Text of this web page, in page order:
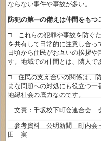
ならない事件や事故が多い。
防犯の第一の備えは仲間をも
□ これらの犯罪や事故を防ぐ
を共有して日常的に注意し合っ
日頃から住民がお互いの挨拶や
す。地域での仲間とは、隣人で
□ 住民の支え合いの関係は、
まな問題への対処にも役立つ一
地縁社会の底力なのです。
文責：千坂校下町会連合
参考資料 公明新聞 町内会
田 実